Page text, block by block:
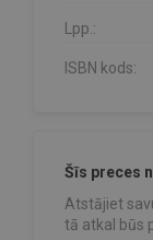
Lpp.:
ISBN kods:
Šīs preces
Atstājiet
tā atkal būs